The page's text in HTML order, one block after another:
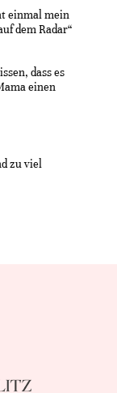
einmal mein
dem Radar“
dass es
einen
zu viel